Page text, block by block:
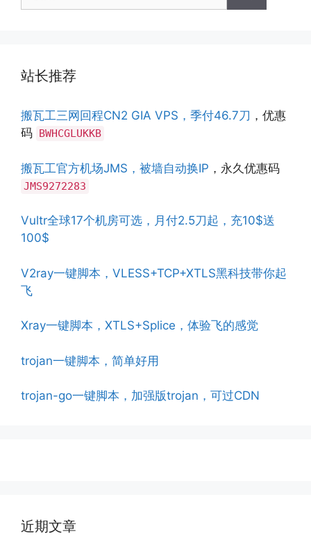
站长推荐
搬瓦工三网回程CN2 GIA VPS，季付46.7刀 ，优惠
码 BWHCGLUKKB
搬瓦工官方机场JMS，被墙自动换IP ，永久优惠码
JMS9272283
Vultr全球17个机房可选，月付2.5刀起，充10$送
100$
V2ray一键脚本，VLESS+TCP+XTLS黑科技带你起
飞
Xray一键脚本，XTLS+Splice，体验飞的感觉
trojan一键脚本，简单好用
trojan-go一键脚本，加强版trojan，可过CDN
近期文章